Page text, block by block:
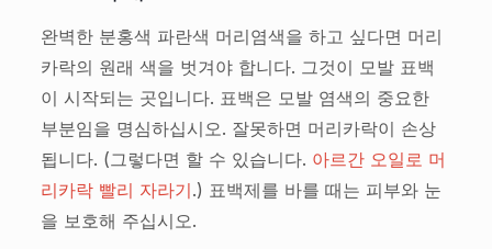
완벽한 분홍색 파란색 머리염색을 하고 싶다면 머리
카락의 원래 색을 벗겨야 합니다. 그것이 모발 표백
이 시작되는 곳입니다. 표백은 모발 염색의 중요한
부분임을 명심하십시오. 잘못하면 머리카락이 손상
됩니다. (그렇다면 할 수 있습니다. 아르간 오일로 머
리카락 빨리 자라기.) 표백제를 바를 때는 피부와 눈
을 보호해 주십시오.